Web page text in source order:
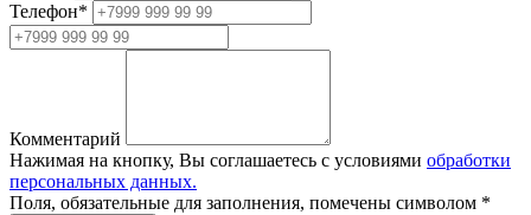
Телефон*
Комментарий
Нажимая на кнопку, Вы соглашаетесь с условиями обработки
персональных данных.
Поля, обязательные для заполнения, помечены символом *